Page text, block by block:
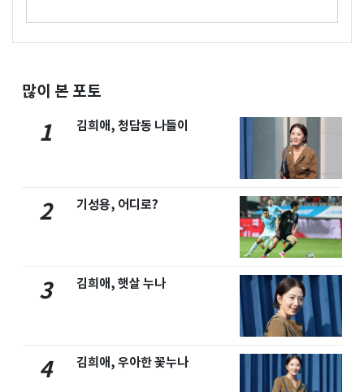
많이 본 포토
1 김희애, 청담동 나들이
2 기성용, 어디로?
3 김희애, 햇살 누나
4 김희애, 우아한 꽃누나